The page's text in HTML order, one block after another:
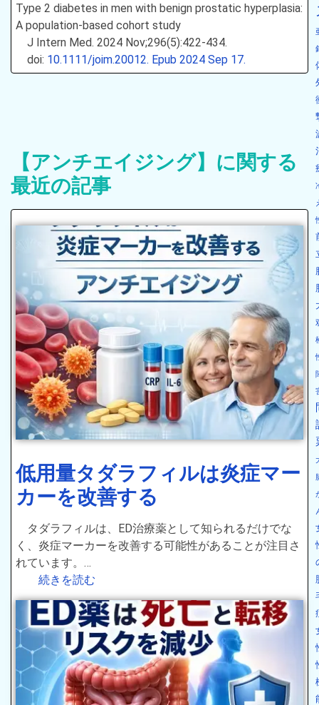
Type 2 diabetes in men with benign prostatic hyperplasia:
A population-based cohort study
J Intern Med. 2024 Nov;296(5):422-434.
doi: 10.1111/joim.20012. Epub 2024 Sep 17.
【アンチエイジング】に関する
最近の記事
低用量タダラフィルは炎症マー
カーを改善する
タダラフィルは、ED治療薬として知られるだけでな
く、炎症マーカーを改善する可能性があることが注目さ
れています。…
続きを読む